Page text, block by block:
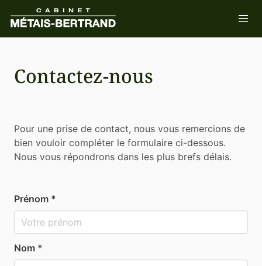
Contactez-nous
Pour une prise de contact, nous vous remercions de
bien vouloir compléter le formulaire ci-dessous.
Nous vous répondrons dans les plus brefs délais.
Prénom *
Nom *